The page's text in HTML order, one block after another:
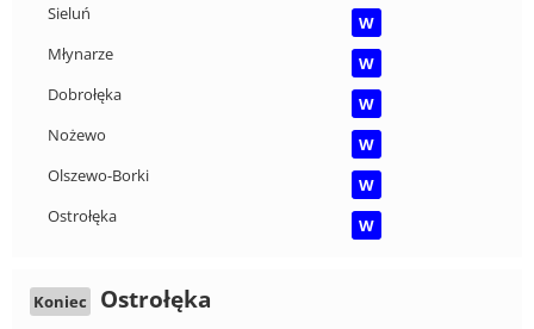
Sieluń
W
Młynarze
W
Dobrołęka
W
Nożewo
W
Olszewo-Borki
W
Ostrołęka
W
Koniec Ostrołęka